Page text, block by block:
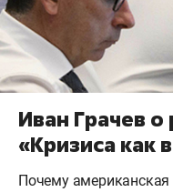
Иван Грачев о
«Кризиса как
Почему американская